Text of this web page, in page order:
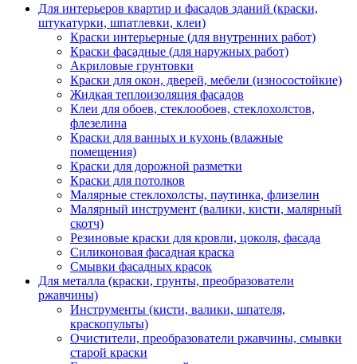
Для интерьеров квартир и фасадов зданий (краски,
штукатурки, шпатлевки, клеи)
Краски интерьерные (для внутренних работ)
Краски фасадные (для наружных работ)
Акриловые грунтовки
Краски для окон, дверей, мебели (износостойкие)
Жидкая теплоизоляция фасадов
Клеи для обоев, стеклообоев, стеклохолстов,
флезелина
Краски для ванных и кухонь (влажные
помещения)
Краски для дорожной разметки
Краски для потолков
Малярные стеклохолсты, паутинка, флизелин
Малярный инструмент (валики, кисти, малярный
скотч)
Резиновые краски для кровли, цоколя, фасада
Силиконовая фасадная краска
Смывки фасадных красок
Для металла (краски, грунты, преобразователи
ржавчины)
Инструменты (кисти, валики, шпателя,
краскопульты)
Очистители, преобразователи ржавчины, смывки
старой краски